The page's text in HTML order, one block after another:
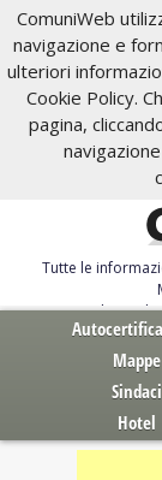
ComuniWeb
navigazione e
ulteriori
Cookie Policy.
pagina,
Tutte le
Servizi al
Mappe
Sindaci
Hotel